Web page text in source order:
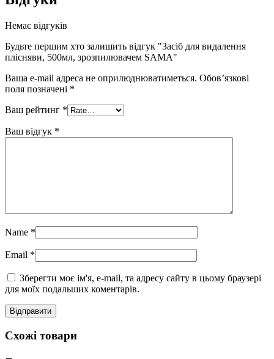
Немає відгуків
Будьте першим хто залишить відгук "Засіб для видалення
плісняви, 500мл, зрозпилювачем SAMA"
Ваша e-mail адреса не оприлюднюватиметься. Обов’язкові
поля позначені *
Ваш рейтинг *
Ваш відгук *
Name *
Email *
Зберегти моє ім'я, e-mail, та адресу сайту в цьому браузері
для моїх подальших коментарів.
Схожі товари